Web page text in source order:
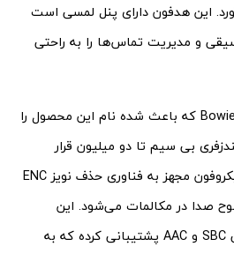
این هدفون دارای پنل لمسی است
و مدیریت تماس‌ها را به راحتی
از دیگر مزایای Bowie WX5 TWS که باعث شده نام این محصول را
بی سیم تا دو میلیون قرار
دهیم، برخورداری از چهار میکروفون مجهز به فناوری حذف نویز ENC
صدا در مکالمات می‌شود. این
هندزفری از کدک‌های صوتی SBC و AAC پشتیبانی کرده که به